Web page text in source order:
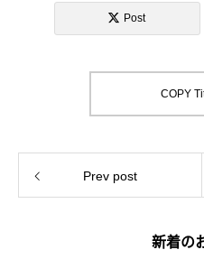
Post
COPY
Prev post
新着の